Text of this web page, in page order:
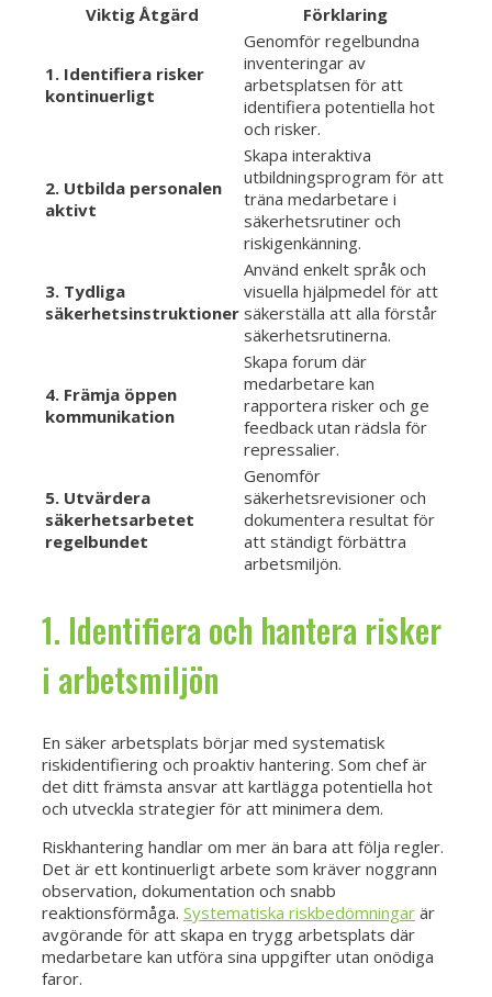
Viktig Åtgärd Förklaring
1. Identifiera risker
kontinuerligt
Genomför regelbundna
inventeringar av
arbetsplatsen för att
identifiera potentiella hot
och risker.
2. Utbilda personalen
aktivt
Skapa interaktiva
utbildningsprogram för att
träna medarbetare i
säkerhetsrutiner och
riskigenkänning.
3. Tydliga
säkerhetsinstruktioner
Använd enkelt språk och
visuella hjälpmedel för att
säkerställa att alla förstår
säkerhetsrutinerna.
4. Främja öppen
kommunikation
Skapa forum där
medarbetare kan
rapportera risker och ge
feedback utan rädsla för
repressalier.
5. Utvärdera
säkerhetsarbetet
regelbundet
Genomför
säkerhetsrevisioner och
dokumentera resultat för
att ständigt förbättra
arbetsmiljön.
1. Identifiera och hantera risker
i arbetsmiljön
En säker arbetsplats börjar med systematisk
riskidentifiering och proaktiv hantering. Som chef är
det ditt främsta ansvar att kartlägga potentiella hot
och utveckla strategier för att minimera dem.
Riskhantering handlar om mer än bara att följa regler.
Det är ett kontinuerligt arbete som kräver noggrann
observation, dokumentation och snabb
reaktionsförmåga. Systematiska riskbedömningar är
avgörande för att skapa en trygg arbetsplats där
medarbetare kan utföra sina uppgifter utan onödiga
faror.